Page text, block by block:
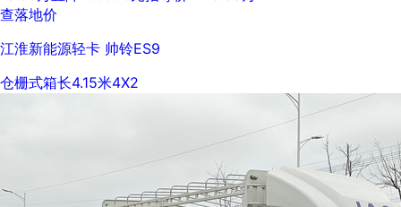
查落地价
江淮新能源轻卡 帅铃ES9
仓栅式箱长4.15米4X2